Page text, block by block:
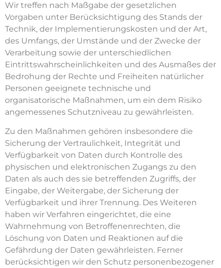
Wir treffen nach Maßgabe der gesetzlichen
Vorgaben unter Berücksichtigung des Stands der
Technik, der Implementierungskosten und der Art,
des Umfangs, der Umstände und der Zwecke der
Verarbeitung sowie der unterschiedlichen
Eintrittswahrscheinlichkeiten und des Ausmaßes der
Bedrohung der Rechte und Freiheiten natürlicher
Personen geeignete technische und
organisatorische Maßnahmen, um ein dem Risiko
angemessenes Schutzniveau zu gewährleisten.
Zu den Maßnahmen gehören insbesondere die
Sicherung der Vertraulichkeit, Integrität und
Verfügbarkeit von Daten durch Kontrolle des
physischen und elektronischen Zugangs zu den
Daten als auch des sie betreffenden Zugriffs, der
Eingabe, der Weitergabe, der Sicherung der
Verfügbarkeit und ihrer Trennung. Des Weiteren
haben wir Verfahren eingerichtet, die eine
Wahrnehmung von Betroffenenrechten, die
Löschung von Daten und Reaktionen auf die
Gefährdung der Daten gewährleisten. Ferner
berücksichtigen wir den Schutz personenbezogener